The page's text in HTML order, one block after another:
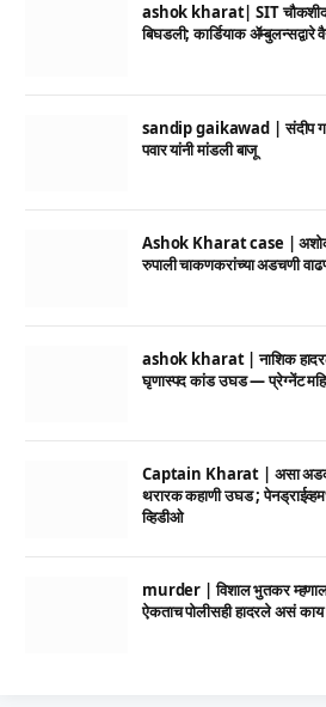
ashok kharat| SIT
बिघडली; कार्डियाक ॲम्बुलन्सद्वारे
sandip gaikawad | संदीप
पवार यांनी मांडली बाजू
Ashok Kharat case | अशोक
रुपाली चाकणकरांच्या अडचणी
ashok kharat | नाशिक
घृणास्पद कांड उघड — प्रेग्नेंट
Captain Kharat | असा
थरारक कहाणी उघड ;
व्हिडीओ
murder | विशाल भुतकर
ऐकताच पोलीसही हादरले असं